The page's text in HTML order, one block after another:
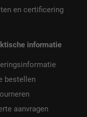
en certificering
informatie
bestellen
aanvragen